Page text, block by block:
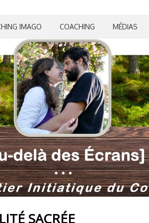
IMAGO COACHING MÉDIAS
SACRÉE